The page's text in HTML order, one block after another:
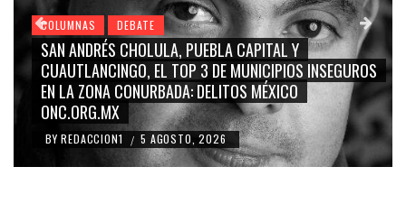
COLUMNAS DEBATE
GRACE PALOMARES, NAY SALVATORI, SERGIO
CARMEN SALINAS “LA CORCHOLATA”,
BLANCO, SILVIA PINAL: LA TRIVIALIZACIÓN Y
RIDICULIZACIÓN DE LA REPRESENTACIÓN
BY REDACCION1 4 AGOSTO, 2026